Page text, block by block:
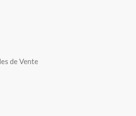
de Vente